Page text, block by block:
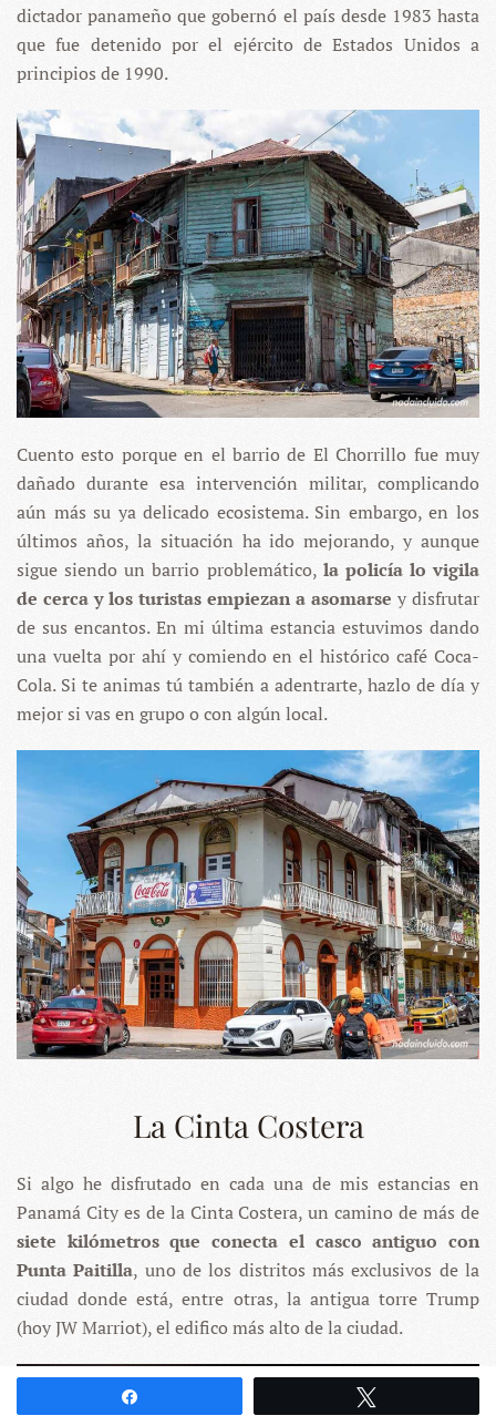
dictador panameño que gobernó el país desde 1983 hasta
que fue detenido por el ejército de Estados Unidos a
principios de 1990.
Cuento esto porque en el barrio de El Chorrillo fue muy
dañado durante esa intervención militar, complicando
aún más su ya delicado ecosistema. Sin embargo, en los
últimos años, la situación ha ido mejorando, y aunque
sigue siendo un barrio problemático, la policía lo vigila
de cerca y los turistas empiezan a asomarse y disfrutar
de sus encantos. En mi última estancia estuvimos dando
una vuelta por ahí y comiendo en el histórico café Coca-
Cola. Si te animas tú también a adentrarte, hazlo de día y
mejor si vas en grupo o con algún local.
La Cinta Costera
Si algo he disfrutado en cada una de mis estancias en
Panamá City es de la Cinta Costera, un camino de más de
siete kilómetros que conecta el casco antiguo con
Punta Paitilla, uno de los distritos más exclusivos de la
ciudad donde está, entre otras, la antigua torre Trump
(hoy JW Marriot), el edifico más alto de la ciudad.